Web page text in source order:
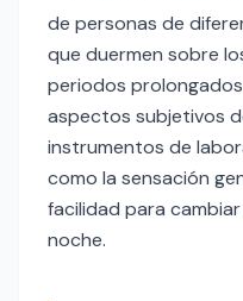
de personas de
que duermen sobre
periodos
aspectos subjetivos
instrumentos de
como la sensación
facilidad para
noche.